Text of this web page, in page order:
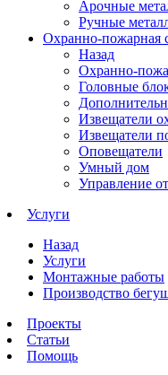
Арочные
Ручные
Охранно-пожарная
Назад
Охранно-
Головные
Извещатели
Извещатели
Оповещатели
Умный дом
Управление
Услуги
Назад
Услуги
Монтажные работы
Производство
Проекты
Статьи
Помощь